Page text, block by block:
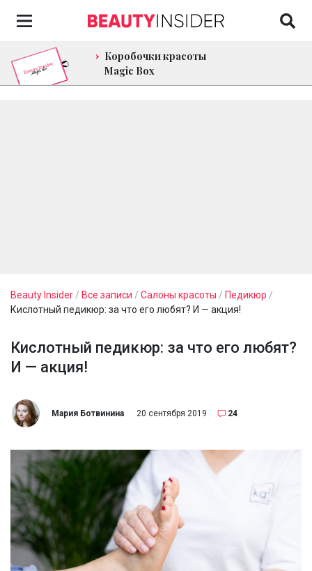
Коробочки красоты
Magic Box
Beauty Insider / Все записи / Салоны красоты / Педикюр /
Кислотный педикюр: за что его любят? И — акция!
Кислотный педикюр: за что его любят?
И — акция!
Мария Ботвинина 20 сентября 2019 24